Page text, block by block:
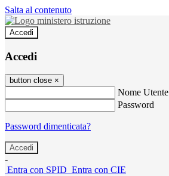
Salta al contenuto
Accedi
Accedi
button close ×
Nome Utente
Password
Password dimenticata?
-
Entra con SPID Entra con CIE